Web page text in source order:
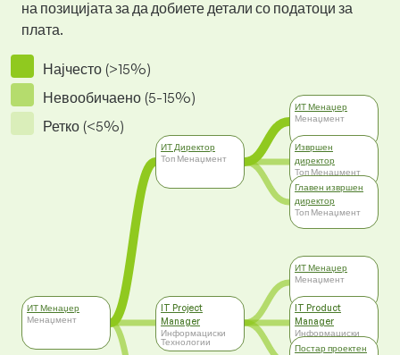
на позицијата за да добиете детали со податоци за
плата.
Најчесто (>15%)
Невообичаено (5-15%)
Ретко (<5%)
ИТ Менаџер
Менаџмент
ИТ Директор
Топ Менаџмент
IT Project
Manager
Информациски
Технологии
ИТ Менаџер
Менаџмент
Извршен
директор
Топ Менаџмент
Главен извршен
директор
Топ Менаџмент
ИТ Менаџер
Менаџмент
IT Product
Manager
Информациски
Технологии
Постар проектен